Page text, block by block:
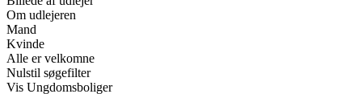
Om udlejeren
Mand
Kvinde
Alle er velkomne
Nulstil søgefilter
Vis Ungdomsboliger